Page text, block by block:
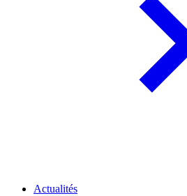
Actualités